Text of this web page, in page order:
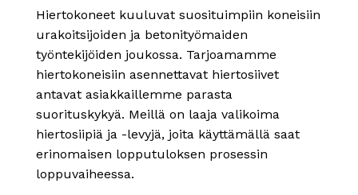
Hiertokoneet kuuluvat suosituimpiin koneisiin
urakoitsijoiden ja betonityömaiden
työntekijöiden joukossa. Tarjoamamme
hiertokoneisiin asennettavat hiertosiivet
antavat asiakkaillemme parasta
suorituskykyä. Meillä on laaja valikoima
hiertosiipiä ja -levyjä, joita käyttämällä saat
erinomaisen lopputuloksen prosessin
loppuvaiheessa.